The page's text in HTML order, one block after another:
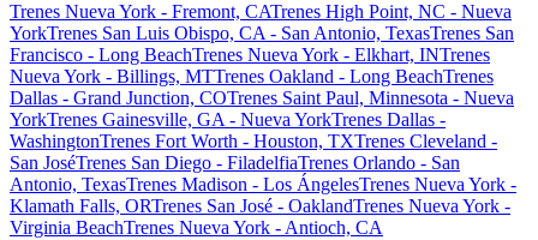
Trenes Nueva York - Fremont, CATrenes High Point, NC - Nueva
YorkTrenes San Luis Obispo, CA - San Antonio, TexasTrenes San
Francisco - Long BeachTrenes Nueva York - Elkhart, INTrenes
Nueva York - Billings, MTTrenes Oakland - Long BeachTrenes
Dallas - Grand Junction, COTrenes Saint Paul, Minnesota - Nueva
YorkTrenes Gainesville, GA - Nueva YorkTrenes Dallas -
WashingtonTrenes Fort Worth - Houston, TXTrenes Cleveland -
San JoséTrenes San Diego - FiladelfiaTrenes Orlando - San
Antonio, TexasTrenes Madison - Los ÁngelesTrenes Nueva York -
Klamath Falls, ORTrenes San José - OaklandTrenes Nueva York -
Virginia BeachTrenes Nueva York - Antioch, CA